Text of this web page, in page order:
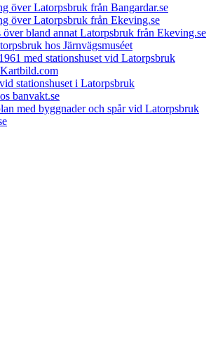
över Latorpsbruk från Bangardar.se
över Latorpsbruk från Ekeving.se
över bland annat Latorpsbruk från Ekeving.se
hos Järnvägsmuséet
med stationshuset vid Latorpsbruk
stationshuset i Latorpsbruk
banvakt.se
med byggnader och spår vid Latorpsbruk